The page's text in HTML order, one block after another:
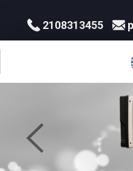
2108313455